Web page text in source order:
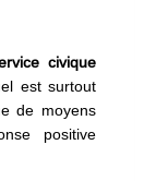
civique
est surtout
de moyens
positive